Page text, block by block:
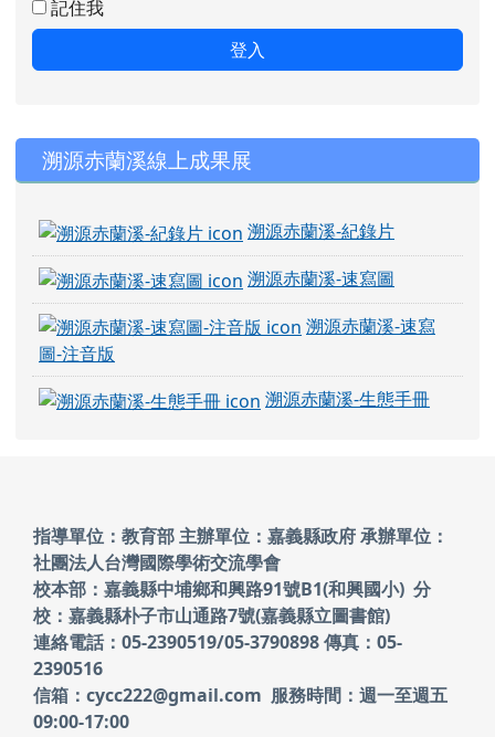
記住我
登入
右邊區域內容
溯源赤蘭溪線上成果展
溯源赤蘭溪-紀錄片
溯源赤蘭溪-速寫圖
溯源赤蘭溪-速寫
圖-注音版
溯源赤蘭溪-生態手冊
頁尾區域內容
指導單位：教育部 主辦單位：嘉義縣政府承辦單位：
社團法人台灣國際學術交流學會
校本部：嘉義縣中埔鄉和興路91號B1(和興國小) 分
校：嘉義縣朴子市山通路7號(嘉義縣立圖書館)
連絡電話：05-2390519/05-3790898 傳真：05-
2390516
信箱：cycc222@gmail.com 服務時間：週一至週五
09:00-17:00